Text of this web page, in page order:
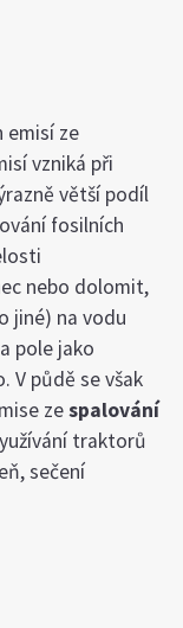
emisí ze
vzniká při
větší podíl
fosilních
nebo dolomit,
jiné) na vodu
pole jako
V půdě se však
zespalování
traktorů
sečení